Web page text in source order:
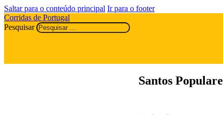
Saltar para o conteúdo principal Ir para o footer
Corridas de Portugal
Pesquisar
Santos